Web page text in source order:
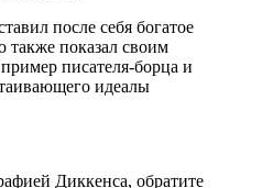
после себя богатое
также показал своим
писателя-борца и
идеалы
Диккенса, обратите